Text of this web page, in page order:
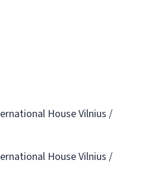
House Vilnius /
House Vilnius /